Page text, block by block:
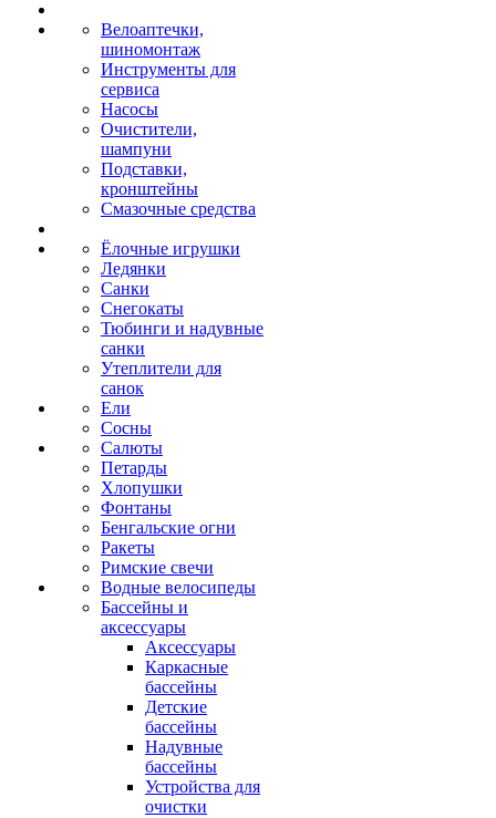
Велоаптечки,
шиномонтаж
Инструменты для
сервиса
Насосы
Очистители,
шампуни
Подставки,
кронштейны
Смазочные средства
Ёлочные игрушки
Ледянки
Санки
Снегокаты
Тюбинги и надувные
санки
Утеплители для
санок
Ели
Сосны
Салюты
Петарды
Хлопушки
Фонтаны
Бенгальские огни
Ракеты
Римские свечи
Водные велосипеды
Бассейны и
аксессуары
Аксессуары
Каркасные
бассейны
Детские
бассейны
Надувные
бассейны
Устройства для
очистки